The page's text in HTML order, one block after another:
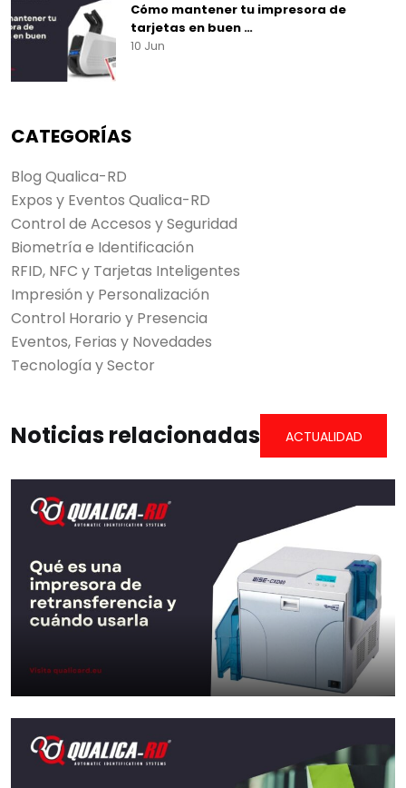
Cómo mantener tu impresora de
tarjetas en buen …
10 Jun
CATEGORÍAS
Blog Qualica-RD
Expos y Eventos Qualica-RD
Control de Accesos y Seguridad
Biometría e Identificación
RFID, NFC y Tarjetas Inteligentes
Impresión y Personalización
Control Horario y Presencia
Eventos, Ferias y Novedades
Tecnología y Sector
Noticias relacionadas ACTUALIDAD
Qué es una impresora de
retransferencia y cuándo…